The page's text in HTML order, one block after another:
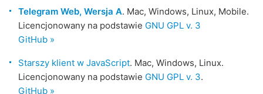
Telegram Web, Wersja A. Mac, Windows, Linux, Mobile.
Licencjonowany na podstawie GNU GPL v. 3
GitHub »
Starszy klient w JavaScript. Mac, Windows, Linux.
Licencjonowany na podstawie GNU GPL v. 3.
GitHub »